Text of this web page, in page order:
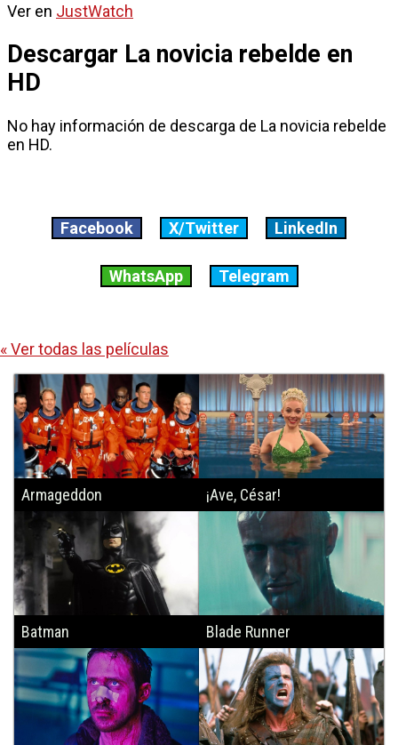
Ver en JustWatch
Descargar La novicia rebelde en
HD
No hay información de descarga de La novicia rebelde
en HD.
Facebook X/Twitter LinkedIn
WhatsApp Telegram
« Ver todas las películas
Armageddon ¡Ave, César!
Batman Blade Runner